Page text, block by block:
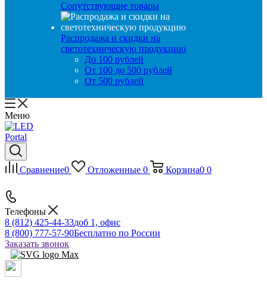
Сопутствующие товары
Распродажа и скидки на
светотехническую продукцию
До 100 рублей
От 100 до 500 рублей
От 500 рублей
Меню
Сравнение0 Отложенные 0 Корзина0 0
Телефоны
8 (812) 425-44-33доб 1, офис
8 (800) 777-57-90Бесплатно по России
Заказать звонок